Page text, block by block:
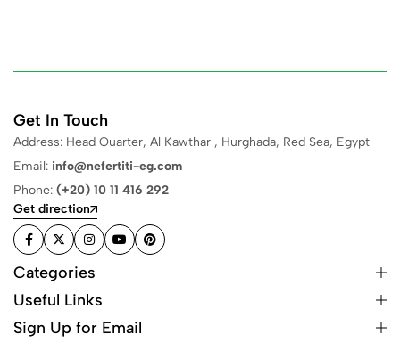
Get In Touch
Address: Head Quarter, Al Kawthar , Hurghada, Red Sea, Egypt
Email: info@nefertiti-eg.com
Phone: (+20) 10 11 416 292
Get direction
Categories
Useful Links
Sign Up for Email